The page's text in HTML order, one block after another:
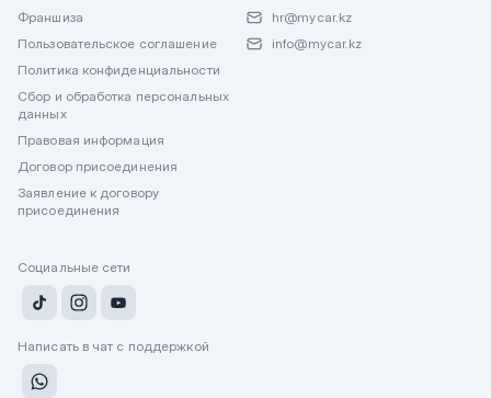
Франшиза
Пользовательское соглашение
Политика конфиденциальности
Сбор и обработка персональных
данных
Правовая информация
Договор присоединения
Заявление к договору
присоединения
hr@mycar.kz
info@mycar.kz
Социальные сети
Написать в чат с поддержкой